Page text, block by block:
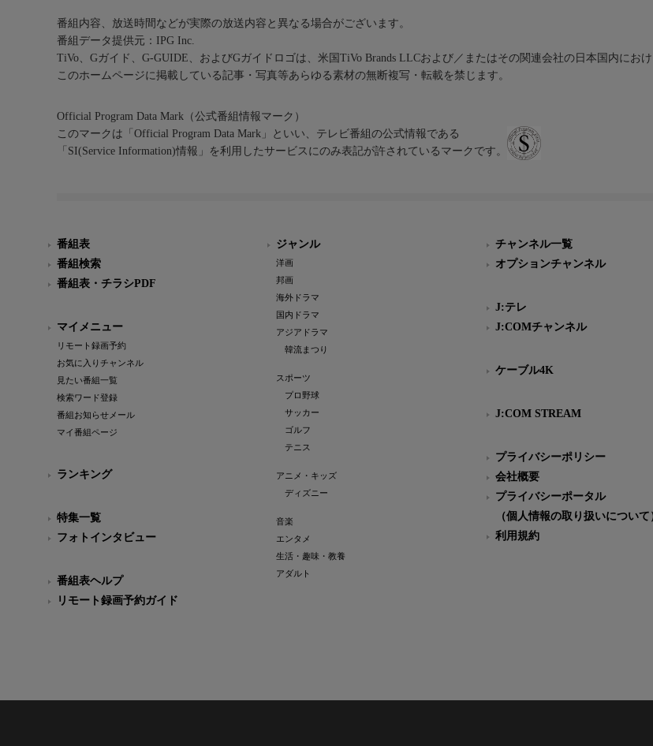
番組内容、放送時間などが実際の放送内容と異なる場合がございます。
番組データ提供元：IPG Inc.
TiVo、Gガイド、G-GUIDE、およびGガイドロゴは、米国TiVo Brands LLCおよび／またはその関連会社の日本国内にお
このホームページに掲載している記事・写真等あらゆる素材の無断複写・転載を禁じます。
Official Program Data Mark（公式番組情報マーク）
このマークは「Official Program Data Mark」といい、テレビ番組の公式情報である
「SI(Service Information)情報」を利用したサービスにのみ表記が許されているマークです。
番組表
番組検索
番組表・チラシPDF
マイメニュー
リモート録画予約
お気に入りチャンネル
見たい番組一覧
検索ワード登録
番組お知らせメール
マイ番組ページ
ランキング
特集一覧
フォトインタビュー
番組表ヘルプ
リモート録画予約ガイド
ジャンル
洋画
邦画
海外ドラマ
国内ドラマ
アジアドラマ
韓流まつり
スポーツ
プロ野球
サッカー
ゴルフ
テニス
アニメ・キッズ
ディズニー
音楽
エンタメ
生活・趣味・教養
アダルト
チャンネル一覧
オプションチャンネル
J:テレ
J:COMチャンネル
ケーブル4K
J:COM STREAM
プライバシーポリシー
会社概要
プライバシーポータル
（個人情報の取り扱いについて
利用規約